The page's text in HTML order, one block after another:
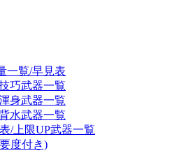
一覧/早見表
巧武器一覧
身武器一覧
水武器一覧
/上限UP武器一覧
度付き)